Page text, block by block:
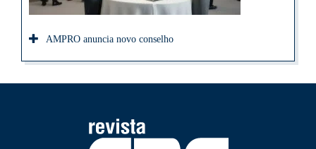
AMPRO anuncia novo conselho